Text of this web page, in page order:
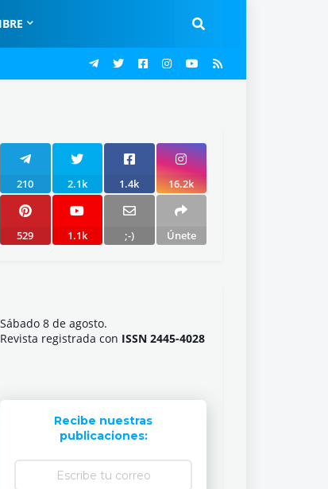
210 2.1k 1.4k 16.2k
529 1.1k ;-) Únete
Sábado 8 de agosto.
Revista registrada con ISSN 2445-4028
Recibe nuestras
publicaciones: